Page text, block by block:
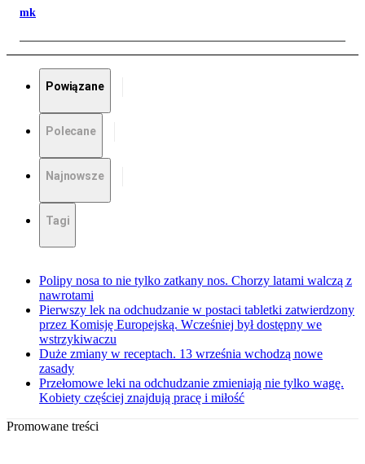
mk
Powiązane
Polecane
Najnowsze
Tagi
Polipy nosa to nie tylko zatkany nos. Chorzy latami walczą z
nawrotami
Pierwszy lek na odchudzanie w postaci tabletki zatwierdzony
przez Komisję Europejską. Wcześniej był dostępny we
wstrzykiwaczu
Duże zmiany w receptach. 13 września wchodzą nowe
zasady
Przełomowe leki na odchudzanie zmieniają nie tylko wagę.
Kobiety częściej znajdują pracę i miłość
Promowane treści